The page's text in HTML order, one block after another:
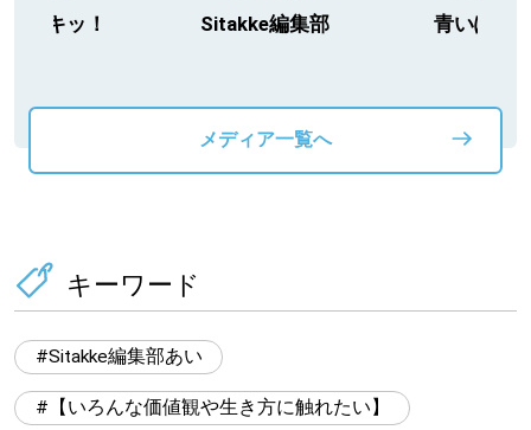
編集部 青いぽすと
「北海道３大
メディア一覧へ
キーワード
Sitakke編集部あい
【いろんな価値観や生き方に触れたい】